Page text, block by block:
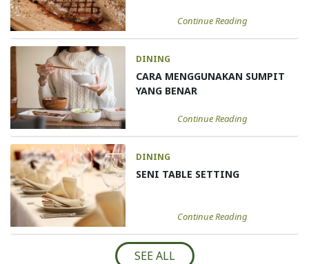
Continue Reading
DINING
CARA MENGGUNAKAN SUMPIT
YANG BENAR
Continue Reading
DINING
SENI TABLE SETTING
Continue Reading
SEE ALL